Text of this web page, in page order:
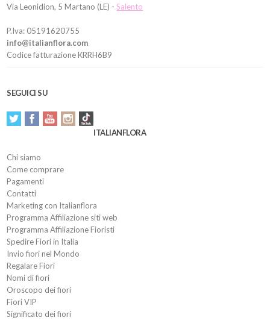
Via Leonidion, 5 Martano (LE) -Salento
P.Iva: 05191620755
info@italianflora.com
Codice fatturazione KRRH6B9
SEGUICI SU
ITALIANFLORA
Chi siamo
Come comprare
Pagamenti
Contatti
Marketing con Italianflora
Programma Affiliazione siti web
Programma Affiliazione Fioristi
Spedire Fiori in Italia
Invio fiori nel Mondo
Regalare Fiori
Nomi di fiori
Oroscopo dei fiori
Fiori VIP
Significato dei fiori